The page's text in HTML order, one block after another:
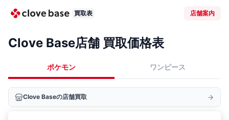
買取表 店舗案内
Clove Base店舗 買取価格表
ポケモン ワンピース
Clove Baseの店舗買取